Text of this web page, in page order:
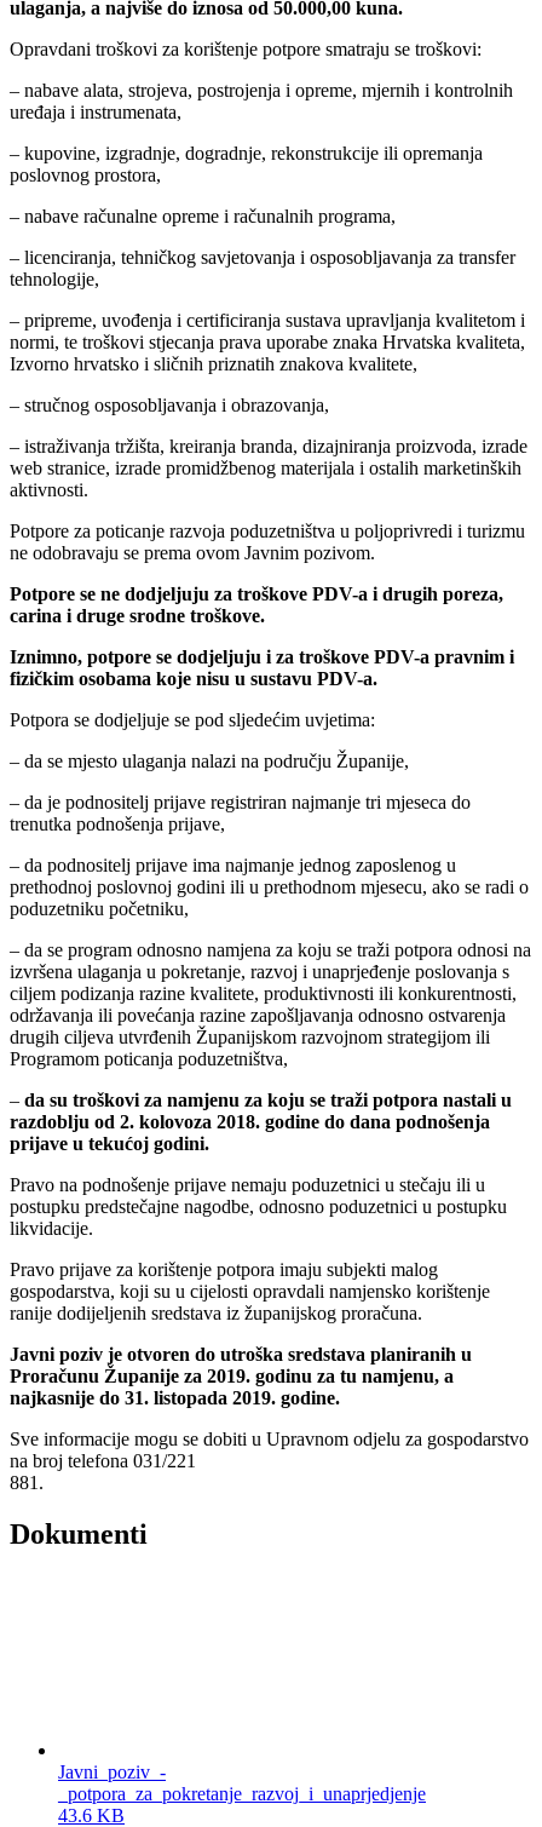
ulaganja, a najviše do iznosa od 50.000,00 kuna.
Opravdani troškovi za korištenje potpore smatraju se troškovi:
– nabave alata, strojeva, postrojenja i opreme, mjernih i kontrolnih
uređaja i instrumenata,
– kupovine, izgradnje, dogradnje, rekonstrukcije ili opremanja
poslovnog prostora,
– nabave računalne opreme i računalnih programa,
– licenciranja, tehničkog savjetovanja i osposobljavanja za transfer
tehnologije,
– pripreme, uvođenja i certificiranja sustava upravljanja kvalitetom i
normi, te troškovi stjecanja prava uporabe znaka Hrvatska kvaliteta,
Izvorno hrvatsko i sličnih priznatih znakova kvalitete,
– stručnog osposobljavanja i obrazovanja,
– istraživanja tržišta, kreiranja branda, dizajniranja proizvoda, izrade
web stranice, izrade promidžbenog materijala i ostalih marketinških
aktivnosti.
Potpore za poticanje razvoja poduzetništva u poljoprivredi i turizmu
ne odobravaju se prema ovom Javnim pozivom.
Potpore se ne dodjeljuju za troškove PDV-a i drugih poreza,
carina i druge srodne troškove.
Iznimno, potpore se dodjeljuju i za troškove PDV-a pravnim i
fizičkim osobama koje nisu u sustavu PDV-a.
Potpora se dodjeljuje se pod sljedećim uvjetima:
– da se mjesto ulaganja nalazi na području Županije,
– da je podnositelj prijave registriran najmanje tri mjeseca do
trenutka podnošenja prijave,
– da podnositelj prijave ima najmanje jednog zaposlenog u
prethodnoj poslovnoj godini ili u prethodnom mjesecu, ako se radi o
poduzetniku početniku,
– da se program odnosno namjena za koju se traži potpora odnosi na
izvršena ulaganja u pokretanje, razvoj i unaprjeđenje poslovanja s
ciljem podizanja razine kvalitete, produktivnosti ili konkurentnosti,
održavanja ili povećanja razine zapošljavanja odnosno ostvarenja
drugih ciljeva utvrđenih Županijskom razvojnom strategijom ili
Programom poticanja poduzetništva,
– da su troškovi za namjenu za koju se traži potpora nastali u
razdoblju od 2. kolovoza 2018. godine do dana podnošenja
prijave u tekućoj godini.
Pravo na podnošenje prijave nemaju poduzetnici u stečaju ili u
postupku predstečajne nagodbe, odnosno poduzetnici u postupku
likvidacije.
Pravo prijave za korištenje potpora imaju subjekti malog
gospodarstva, koji su u cijelosti opravdali namjensko korištenje
ranije dodijeljenih sredstava iz županijskog proračuna.
Javni poziv je otvoren do utroška sredstava planiranih u
Proračunu Županije za 2019. godinu za tu namjenu, a
najkasnije do 31. listopada 2019. godine.
Sve informacije mogu se dobiti u Upravnom odjelu za gospodarstvo
na broj telefona 031/221
881.
Dokumenti
Javni_poziv_-
_potpora_za_pokretanje_razvoj_i_unaprjedjenje
43.6 KB